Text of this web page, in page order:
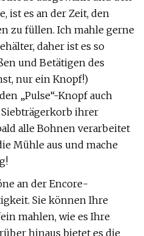
ist es an der Zeit, den
zu füllen. Ich mahle gerne
daher ist es so
und Betätigen des
nur ein Knopf!)
„Pulse“-Knopf auch
ihrer
alle Bohnen verarbeitet
Mühle aus und mache
an der Encore-
Sie können Ihre
mahlen, wie es Ihre
hinaus bietet es die